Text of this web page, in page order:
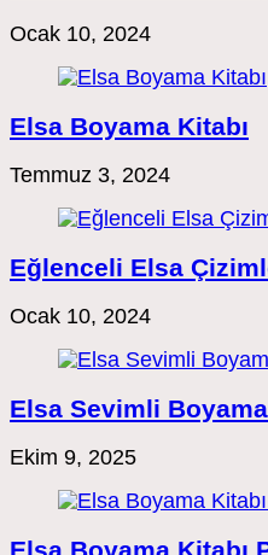
Ocak 10, 2024
Elsa Boyama Kitabı
Temmuz 3, 2024
Eğlenceli Elsa
Ocak 10, 2024
Elsa Sevimli
Ekim 9, 2025